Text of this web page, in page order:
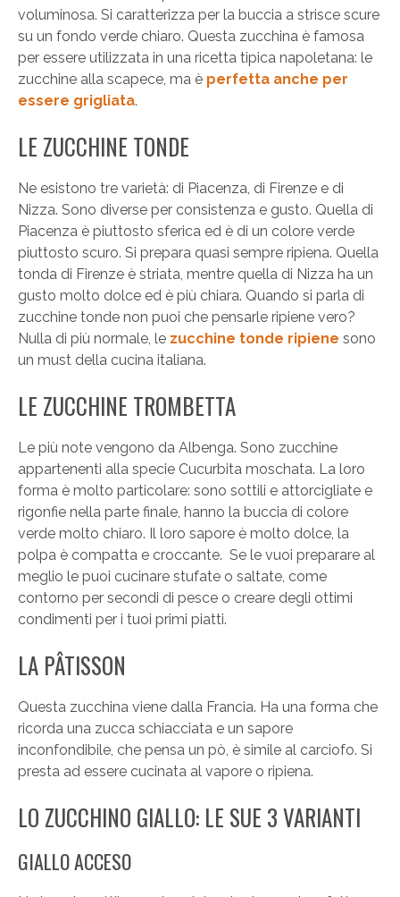
voluminosa. Si caratterizza per la buccia a strisce scure
su un fondo verde chiaro. Questa zucchina è famosa
per essere utilizzata in una ricetta tipica napoletana: le
zucchine alla scapece, ma è perfetta anche per
essere grigliata.
LE ZUCCHINE TONDE
Ne esistono tre varietà: di Piacenza, di Firenze e di
Nizza. Sono diverse per consistenza e gusto. Quella di
Piacenza è piuttosto sferica ed è di un colore verde
piuttosto scuro. Si prepara quasi sempre ripiena. Quella
tonda di Firenze è striata, mentre quella di Nizza ha un
gusto molto dolce ed è più chiara. Quando si parla di
zucchine tonde non puoi che pensarle ripiene vero?
Nulla di più normale, le zucchine tonde ripiene sono
un must della cucina italiana.
LE ZUCCHINE TROMBETTA
Le più note vengono da Albenga. Sono zucchine
appartenenti alla specie Cucurbita moschata. La loro
forma è molto particolare: sono sottili e attorcigliate e
rigonfie nella parte finale, hanno la buccia di colore
verde molto chiaro. Il loro sapore è molto dolce, la
polpa è compatta e croccante. Se le vuoi preparare al
meglio le puoi cucinare stufate o saltate, come
contorno per secondi di pesce o creare degli ottimi
condimenti per i tuoi primi piatti.
LA PÂTISSON
Questa zucchina viene dalla Francia. Ha una forma che
ricorda una zucca schiacciata e un sapore
inconfondibile, che pensa un pò, è simile al carciofo. Si
presta ad essere cucinata al vapore o ripiena.
LO ZUCCHINO GIALLO: LE SUE 3 VARIANTI
GIALLO ACCESO